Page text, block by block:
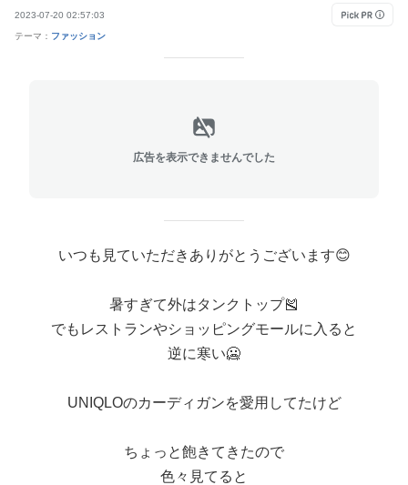
2023-07-20 02:57:03
テーマ： ファッション
広告を表示できませんでした
いつも見ていただきありがとうございます😊
暑すぎて外はタンクトップ🎽
でもレストランやショッピングモールに入ると
逆に寒い🥶
UNIQLOのカーディガンを愛用してたけど
ちょっと飽きてきたので
色々見てると